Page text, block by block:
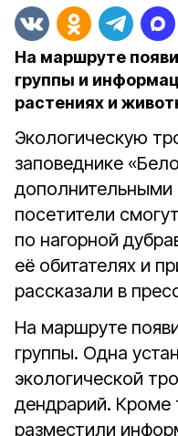
На маршруте
группы и
растениях и
Экологическую
заповеднике
дополнительными
посетители
по нагорной
её обитателях и
рассказали в
На маршруте
группы. Одна
экологической
дендрарий. Кроме
разместили